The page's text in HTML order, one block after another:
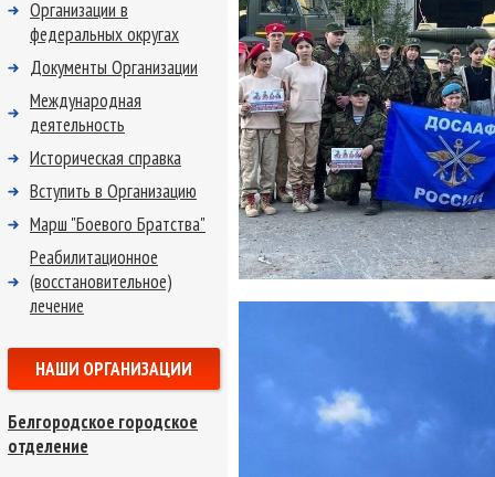
Организации в
федеральных округах
Документы Организации
Международная
деятельность
Историческая справка
Вступить в Организацию
Марш "Боевого Братства"
Реабилитационное
(восстановительное)
лечение
НАШИ ОРГАНИЗАЦИИ
Белгородское городское
отделение